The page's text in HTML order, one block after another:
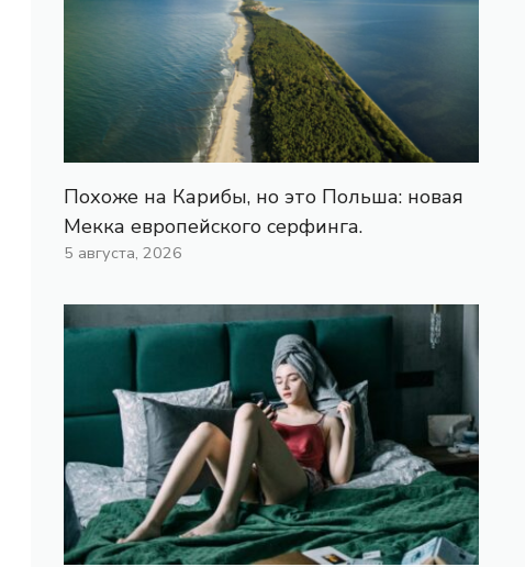
Похоже на Карибы, но это Польша: новая
Мекка европейского серфинга.
5 августа, 2026